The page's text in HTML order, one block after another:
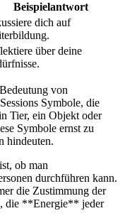
Beispielantwort
dich auf
über deine
von
⁣Symbole, die
‍Tier, ein Objekt oder​
Symbole ernst zu
hindeuten.
ob man
durchführen kann.
die Zustimmung‍ der
die **Energie**⁣ jeder